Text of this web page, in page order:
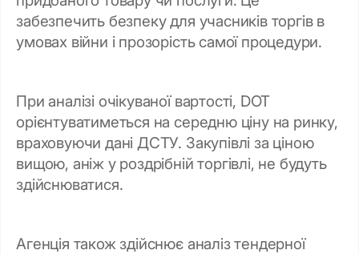
забезпечить безпеку для учасників торгів в
умовах війни і прозорість самої процедури.
При аналізі очікуваної вартості, DOT
орієнтуватиметься на середню ціну на ринку,
враховуючи дані ДСТУ. Закупівлі за ціною
вищою, аніж у роздрібній торгівлі, не будуть
здійснюватися.
Агенція також здійснює аналіз тендерної